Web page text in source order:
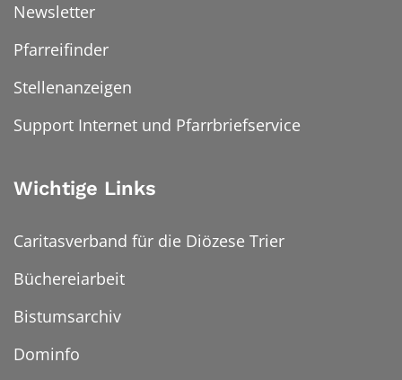
Newsletter
Pfarreifinder
Stellenanzeigen
Support Internet und Pfarrbriefservice
Wichtige Links
Caritasverband für die Diözese Trier
Büchereiarbeit
Bistumsarchiv
Dominfo